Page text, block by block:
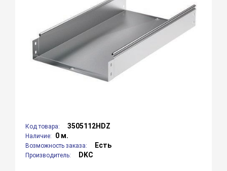
Код товара: 3505112HDZ
Наличие: 0 м.
Возможность заказа: Есть
Производитель: DKC